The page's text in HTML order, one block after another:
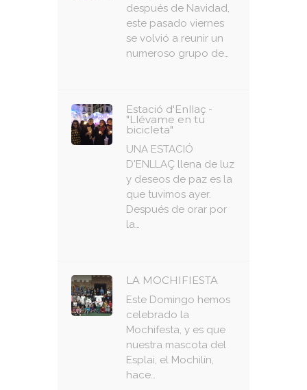
después de Navidad,
este pasado viernes
se volvió a reunir un
numeroso grupo de…
Estació d'Enllaç -
"Llévame en tu
bicicleta"
UNA ESTACIÓ
D'ENLLAÇ llena de luz
y deseos de paz es la
que tuvimos ayer.
Después de orar por
la…
LA MOCHIFIESTA
Este Domingo hemos
celebrado la
Mochifesta, y es que
nuestra mascota del
Esplai, el Mochilín,
hace…